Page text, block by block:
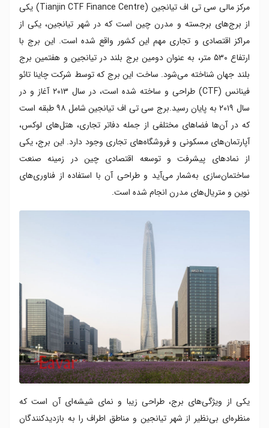
مرکز مالی سی تی اف تیانجین (Tianjin CTF Finance Centre) یکی
از برج‌های برجسته و مدرن چین است که در شهر تیانجین، یکی از
مراکز اقتصادی و تجاری مهم این کشور واقع شده است. این برج با
ارتفاع ۵۳۰ متر، به عنوان دومین برج بلند در تیانجین و هفتمین برج
بلند جهان شناخته می‌شود. ساخت این برج که توسط شرکت چاینا تائو
فینانس (CTF) طراحی و ساخته شده است، در سال ۲۰۱۳ آغاز و در
سال ۲۰۱۹ به پایان رسید.برج سی تی اف تیانجین شامل ۹۸ طبقه است
که در آن‌ها فضاهای مختلفی از جمله دفاتر تجاری، هتل‌های لوکس،
آپارتمان‌های مسکونی و فروشگاه‌های تجاری وجود دارد. این برج، یکی
از نمادهای پیشرفت و توسعه اقتصادی چین در زمینه صنعت
ساختمان‌سازی به‌شمار می‌آید و طراحی آن با استفاده از فناوری‌های
نوین و متریال‌های مدرن انجام شده است.
یکی از ویژگی‌های برج، طراحی زیبا و نمای شیشه‌ای آن است که
منظره‌ای بی‌نظیر از شهر تیانجین و مناطق اطراف را به بازدیدکنندگان